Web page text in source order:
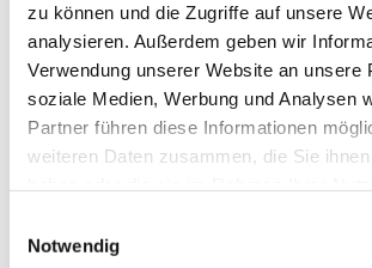
zu können und die Zugriffe auf unsere
analysieren. Außerdem geben wir
Verwendung unserer Website an unsere
soziale Medien, Werbung und Analysen
Partner führen diese Informationen
weiteren Daten zusammen, die Sie
Notwendig
Institut für Klinische Pharmakologie
Klinikum Nürnberg, Campus Nord
Prof.-Ernst-Nathan-Str. 1
90419 Nürnberg
simon.jaeger@klinikum-